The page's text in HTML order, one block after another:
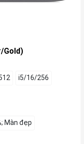
Gold)
i5/16/256
Màn đẹp